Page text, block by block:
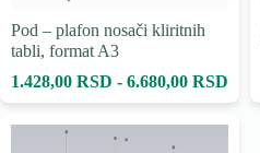
Pod – plafon nosači kliritnih
tabli, format A3
1.428,00 RSD - 6.680,00 RSD